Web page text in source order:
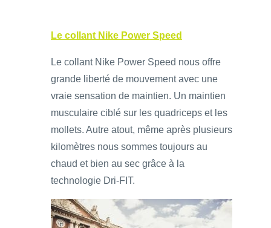
Le collant Nike Power Speed
Le collant Nike Power Speed nous offre
grande liberté de mouvement avec une
vraie sensation de maintien. Un maintien
musculaire ciblé sur les quadriceps et les
mollets. Autre atout, même après plusieurs
kilomètres nous sommes toujours au
chaud et bien au sec grâce à la
technologie Dri-FIT.